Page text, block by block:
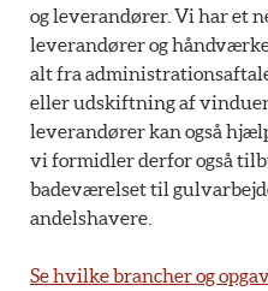
og leverandører. Vi har et
leverandører og
alt fra
eller udskiftning af
leverandører kan også
vi formidler derfor også
badeværelset til
andelshavere.
Se hvilke brancher og